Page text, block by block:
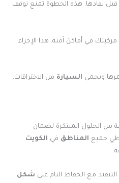
قبل نفادها. هذه الخطوة تمنع توقف
مركبتك في أماكن آمنة. هذا الإجراء
ويحمي السيارة من الاختراقات.
من الحلول المبتكرة لضمان
جميع المناطق في الكويت
مع الحفاظ التام على شكل